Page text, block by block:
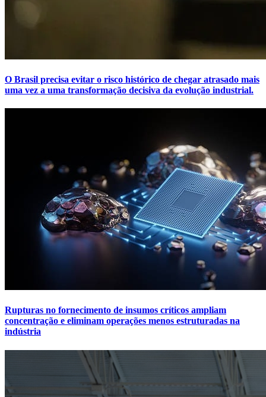
O Brasil precisa evitar o risco histórico de chegar atrasado mais
uma vez a uma transformação decisiva da evolução industrial.
Rupturas no fornecimento de insumos críticos ampliam
concentração e eliminam operações menos estruturadas na
indústria